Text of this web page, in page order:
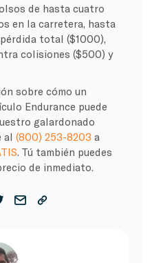
de hasta cuatro
en la carretera, hasta
total ($1000),
colisiones ($500) y
sobre cómo un
Endurance puede
galardonado
al (800) 253-8203 a
. Tú también puedes
de inmediato.